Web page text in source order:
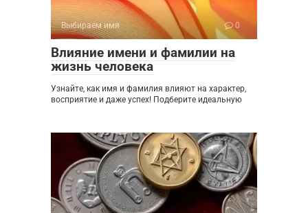
Выбираем имя 0
Влияние имени и фамилии на
жизнь человека
Узнайте, как имя и фамилия влияют на характер,
восприятие и даже успех! Подберите идеальную